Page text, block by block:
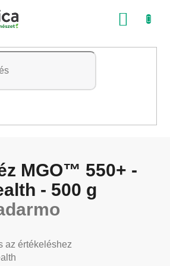
MGO™ 550+ -
- 500 g
az értékeléshez